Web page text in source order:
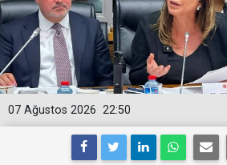
22:50
07 Ağustos 2026